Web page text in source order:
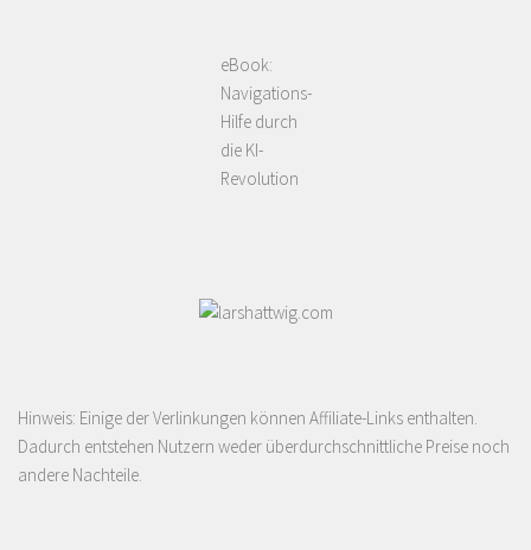
eBook:
Navigations-
Hilfe durch
die KI-
Revolution
Hinweis: Einige der Verlinkungen können Affiliate-Links enthalten.
Dadurch entstehen Nutzern weder überdurchschnittliche Preise noch
andere Nachteile.